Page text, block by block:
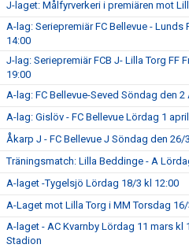
J-laget: Målfyrverkeri i premiären mot
A-lag: Seriepremiär FC Bellevue - Lunds
14:00
J-lag: Seriepremiär FCB J- Lilla Torg FF
19:00
A-lag: FC Bellevue-Seved Söndag den 2
A-lag: Gislöv - FC Bellevue Lördag 1
Åkarp J - FC Bellevue J Söndag den 26/
Träningsmatch: Lilla Beddinge - A
A-laget -Tygelsjö Lördag 18/3 kl 12:00
A-Laget mot Lilla Torg i MM Torsdag
A-laget - AC Kvarnby Lördag 11 mars kl
Stadion